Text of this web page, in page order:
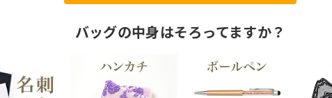
バッグの中身はそろってますか？